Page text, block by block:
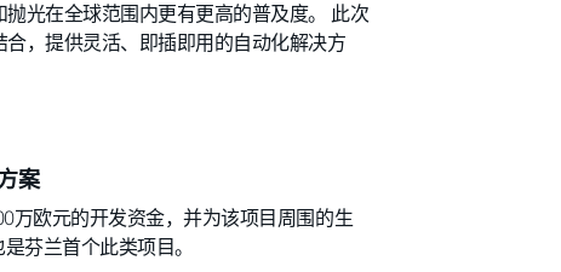
光在全球范围内更有更高的普及度。 此次
，提供灵活、即插即用的自动化解决方
案
万欧元的开发资金，并为该项目周围的生
芬兰首个此类项目。